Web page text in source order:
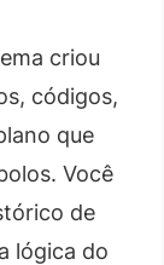
criou
códigos,
que
Você
de
lógica do